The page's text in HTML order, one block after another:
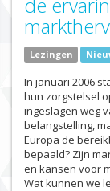
Lezingen
In januari 2006
hun zorgstelsel
ingeslagen weg
belangstelling,
Europa de
bepaald? Zijn
en kansen voor
Wat kunnen we